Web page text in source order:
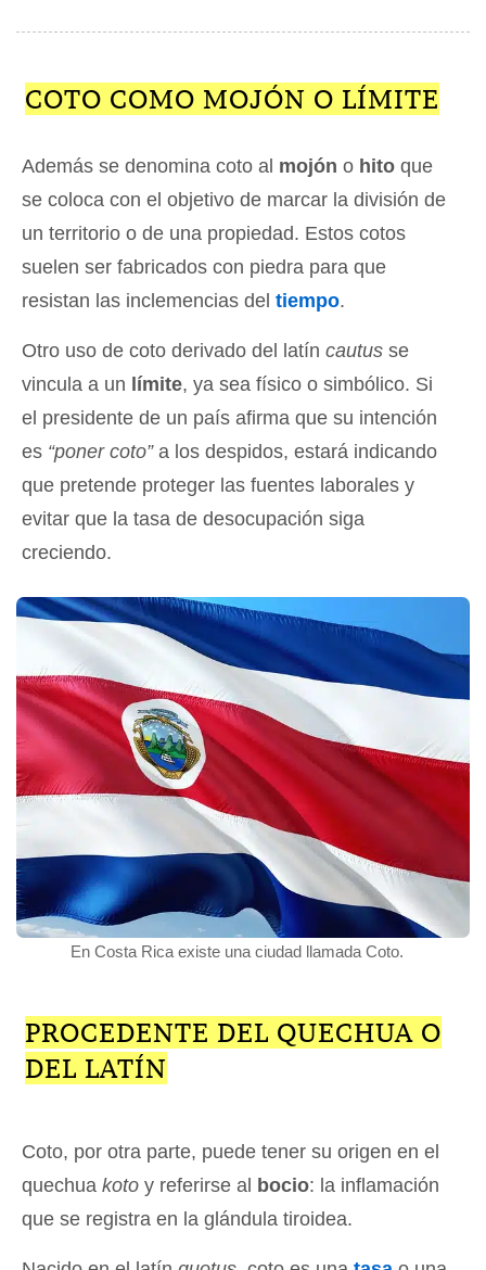
COTO COMO MOJÓN O LÍMITE
Además se denomina coto al mojón o hito que
se coloca con el objetivo de marcar la división de
un territorio o de una propiedad. Estos cotos
suelen ser fabricados con piedra para que
resistan las inclemencias del tiempo.
Otro uso de coto derivado del latín cautus se
vincula a un límite, ya sea físico o simbólico. Si
el presidente de un país afirma que su intención
es “poner coto”a los despidos, estará indicando
que pretende proteger las fuentes laborales y
evitar que la tasa de desocupación siga
creciendo.
En Costa Rica existe una ciudad llamada Coto.
PROCEDENTE DEL QUECHUA O
DEL LATÍN
Coto, por otra parte, puede tener su origen en el
quechua koto y referirse al bocio: la inflamación
que se registra en la glándula tiroidea.